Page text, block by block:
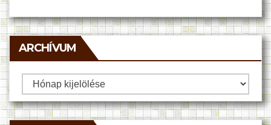
ARCHÍVUM
Archívum